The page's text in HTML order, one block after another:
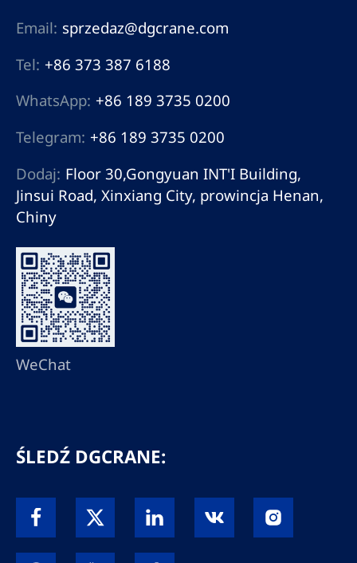
Email: sprzedaz@dgcrane.com
Tel: +86 373 387 6188
WhatsApp: +86 189 3735 0200
Telegram: +86 189 3735 0200
Dodaj: Floor 30,Gongyuan INT'I Building,
Jinsui Road, Xinxiang City, prowincja Henan,
Chiny
WeChat
ŚLEDŹ DGCRANE: